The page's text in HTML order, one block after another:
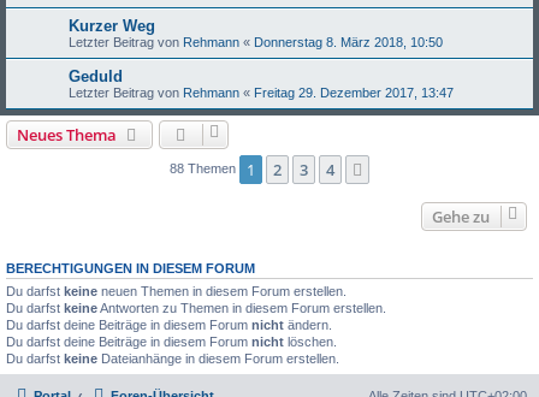
Kurzer Weg
Letzter Beitrag von Rehmann « Donnerstag 8. März 2018, 10:50
Geduld
Letzter Beitrag von Rehmann « Freitag 29. Dezember 2017, 13:47
Neues Thema
88 Themen 1 2 3 4
Gehe zu
BERECHTIGUNGEN IN DIESEM FORUM
Du darfst keine neuen Themen in diesem Forum erstellen.
Du darfst keineAntworten zu Themen in diesem Forum erstellen.
Du darfst deine Beiträge in diesem Forum nicht ändern.
Du darfst deine Beiträge in diesem Forum nicht löschen.
Du darfst keine Dateianhänge in diesem Forum erstellen.